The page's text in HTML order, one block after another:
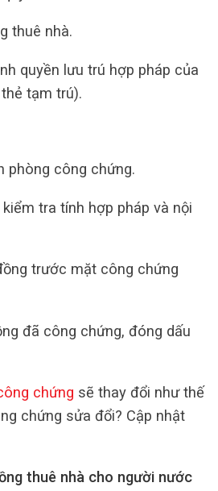
thuê nhà.
quyền lưu trú hợp pháp của
tạm trú).
phòng công chứng.
tra tính hợp pháp và nội
trước mặt công chứng
đã công chứng, đóng dấu
chứng sẽ thay đổi như thế
chứng sửa đổi? Cập nhật
thuê nhà cho người nước